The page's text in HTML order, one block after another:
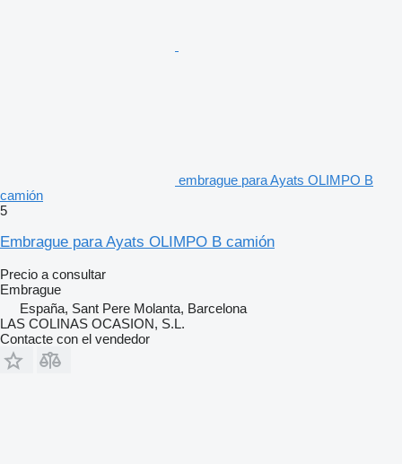
embrague para Ayats OLIMPO B
camión
5
Embrague para Ayats OLIMPO B camión
Precio a consultar
Embrague
España, Sant Pere Molanta, Barcelona
LAS COLINAS OCASION, S.L.
Contacte con el vendedor